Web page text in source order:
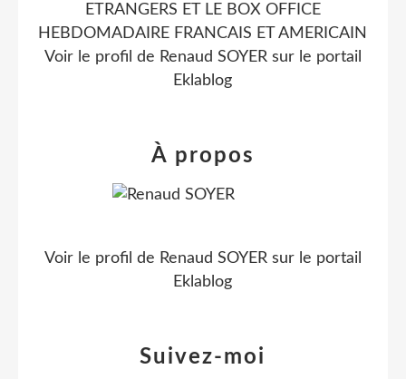
ETRANGERS ET LE BOX OFFICE
HEBDOMADAIRE FRANCAIS ET AMERICAIN
Voir le profil de Renaud SOYER sur le portail
Eklablog
Suivez-moi
À propos
Voir le profil de Renaud SOYER sur le portail
Eklablog